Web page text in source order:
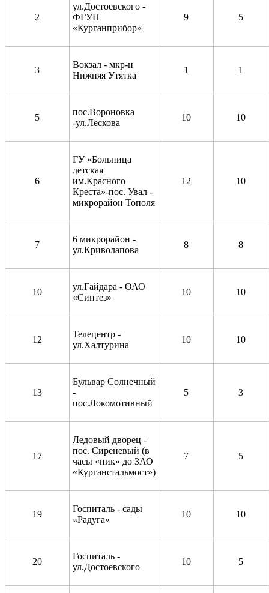
2
ул.Достоевского -
ФГУП
«Курганприбор»
9 5
3
Вокзал - мкр-н
Нижняя Утятка
1 1
5
пос.Вороновка
-ул.Лескова
10 10
6
ГУ «Больница
детская
им.Красного
Креста»-пос. Увал -
микрорайон Тополя
12 10
7
6 микрорайон -
ул.Криволапова
8 8
10
ул.Гайдара - ОАО
«Синтез»
10 10
12
Телецентр -
ул.Халтурина
10 10
13
Бульвар Солнечный
-
пос.Локомотивный
5 3
17
Ледовый дворец -
пос. Сиреневый (в
часы «пик» до ЗАО
«Курганстальмост»)
7 5
19
Госпиталь - сады
«Радуга»
10 10
20
Госпиталь -
ул.Достоевского
10 5